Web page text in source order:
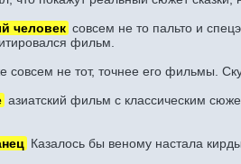
человек совсем не то пальто и
фильм.
совсем не тот, точнее его фильмы.
азиатский фильм с классическим
Казалось бы веному настала